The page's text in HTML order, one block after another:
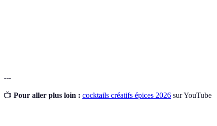
---
📺 Pour aller plus loin : cocktails créatifs épices 2026 sur YouTube